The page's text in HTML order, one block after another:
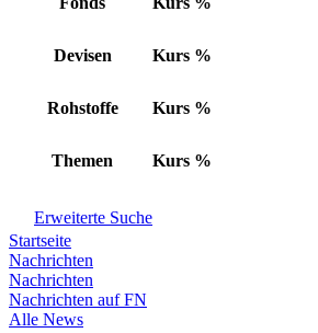
Devisen Kurs %
Rohstoffe Kurs %
Themen Kurs %
Erweiterte Suche
Startseite
Nachrichten
Nachrichten
Nachrichten auf FN
Alle News